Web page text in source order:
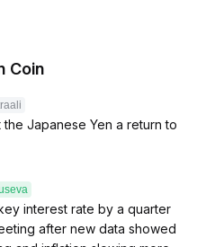
Coin
Japanese Yen a return to
interest rate by a quarter
after new data showed